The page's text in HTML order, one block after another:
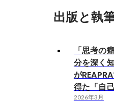
出版と執
「思考の
分を深く
が
得た「自
2026年3月